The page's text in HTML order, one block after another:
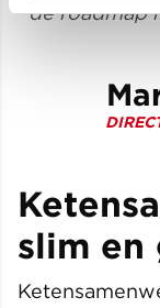
de roadmap
slim en